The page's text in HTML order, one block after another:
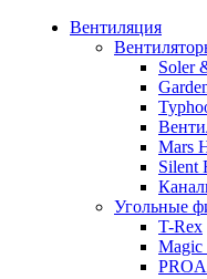
Вентиляция
Soler
Mars
Silent
Угольные
T-Rex
Magic